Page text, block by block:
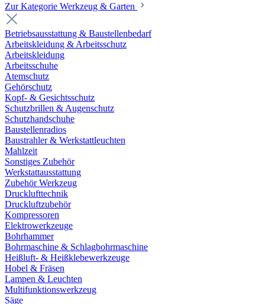
Zur Kategorie Werkzeug & Garten
Betriebsausstattung & Baustellenbedarf
Arbeitskleidung & Arbeitsschutz
Arbeitskleidung
Arbeitsschuhe
Atemschutz
Gehörschutz
Kopf- & Gesichtsschutz
Schutzbrillen & Augenschutz
Schutzhandschuhe
Baustellenradios
Baustrahler & Werkstattleuchten
Mahlzeit
Sonstiges Zubehör
Werkstattausstattung
Zubehör Werkzeug
Drucklufttechnik
Druckluftzubehör
Kompressoren
Elektrowerkzeuge
Bohrhammer
Bohrmaschine & Schlagbohrmaschine
Heißluft- & Heißklebewerkzeuge
Hobel & Fräsen
Lampen & Leuchten
Multifunktionswerkzeug
Säge